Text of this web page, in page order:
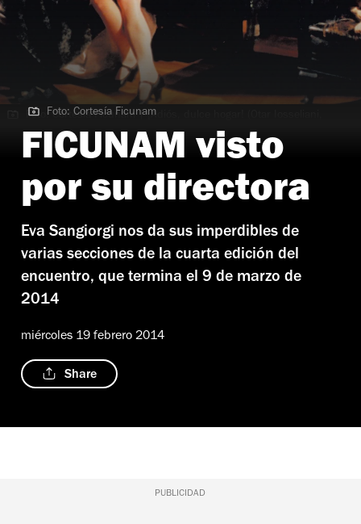
Foto: Cortesía Ficunam | ¡Adiós, dulce hogar! (Otar Iosseliani,
1999)
Foto: Cortesía Ficunam
FICUNAM visto
por su directora
Eva Sangiorgi nos da sus imperdibles de
varias secciones de la cuarta edición del
encuentro, que termina el 9 de marzo de
2014
miércoles 19 febrero 2014
Share
PUBLICIDAD